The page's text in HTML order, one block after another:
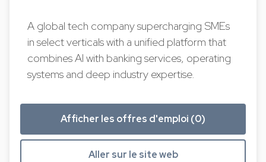
A global tech company supercharging SMEs
in select verticals with a unified platform that
combines AI with banking services, operating
systems and deep industry expertise.
Afficher les offres d'emploi (0)
Aller sur le site web